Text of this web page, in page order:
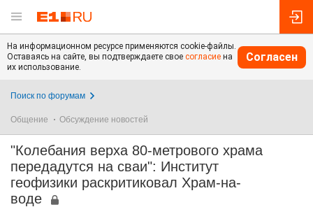
На информационном ресурсе применяются cookie-файлы.
Оставаясь на сайте, вы подтверждаете свое согласие на
их использование.
Согласен
Поиск по форумам
Общение Обсуждение новостей
"Колебания верха 80-метрового храма
передадутся на сваи": Институт
геофизики раскритиковал Храм-на-
воде